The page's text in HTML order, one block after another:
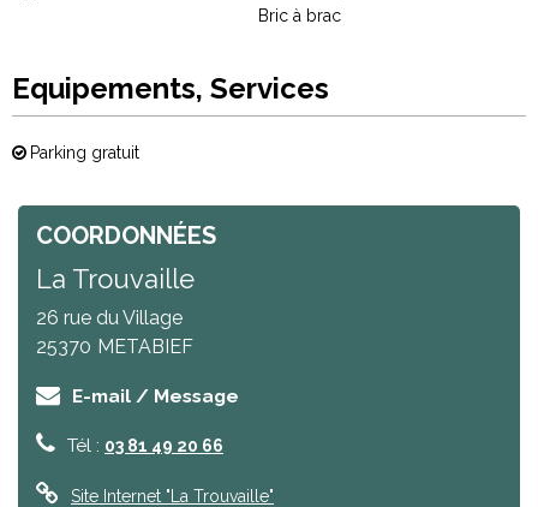
Bric à brac
Equipements, Services
Parking gratuit
COORDONNÉES
La Trouvaille
26 rue du Village
25370 METABIEF
E-mail / Message
Tél : 03 81 49 20 66
Site Internet "La Trouvaille"